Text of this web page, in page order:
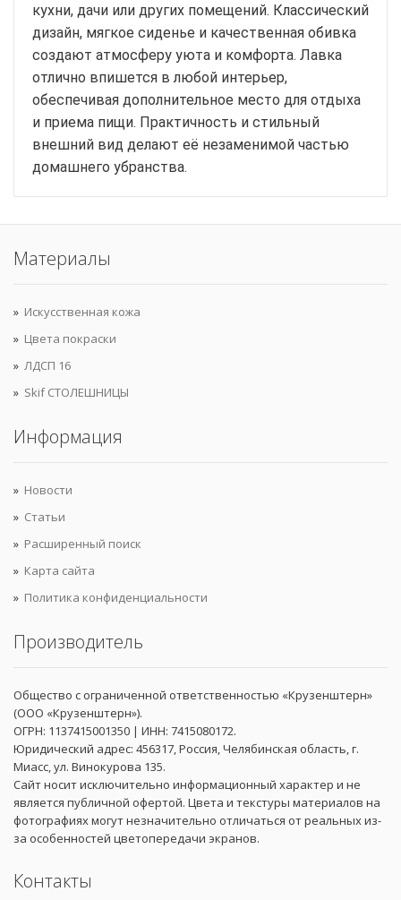
кухни, дачи или других помещений. Классический
дизайн, мягкое сиденье и качественная обивка
создают атмосферу уюта и комфорта. Лавка
отлично впишется в любой интерьер,
обеспечивая дополнительное место для отдыха
и приема пищи. Практичность и стильный
внешний вид делают её незаменимой частью
домашнего убранства.
Материалы
Искусственная кожа
Цвета покраски
ЛДСП 16
Skif СТОЛЕШНИЦЫ
Информация
Новости
Статьи
Расширенный поиск
Карта сайта
Политика конфиденциальности
Производитель
Общество с ограниченной ответственностью «Крузенштерн»
(ООО «Крузенштерн»).
ОГРН: 1137415001350 | ИНН: 7415080172.
Юридический адрес: 456317, Россия, Челябинская область, г.
Миасс, ул. Винокурова 135.
Сайт носит исключительно информационный характер и не
является публичной офертой. Цвета и текстуры материалов на
фотографиях могут незначительно отличаться от реальных из-
за особенностей цветопередачи экранов.
Контакты